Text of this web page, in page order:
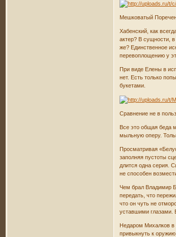
Мешковатый
Хабенский, как
актер? В сущности,
же? Единственное
перевоплощению у
При виде Елены в
нет. Есть только
букетами.
Сравнение не в
Все это общая беда
мыльную оперу.
Просматривая
заполняя пустоты
длится одна серия.
не способен
Чем брал Владимир
передать, что
что он чуть не
уставшими глазами.
Недаром Михалков в
привыкнуть к